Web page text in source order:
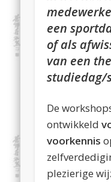
een
of als
van een
studiedag/
De
ontwikkeld
voorkennis
plezierige